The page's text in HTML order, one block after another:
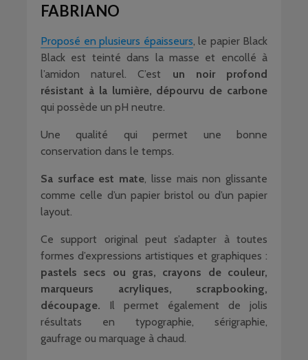
FABRIANO
Proposé en plusieurs épaisseurs , le papier Black
Black est teinté dans la masse et encollé à
l’amidon naturel. C’est un noir profond
résistant à la lumière, dépourvu de carbone
qui possède un pH neutre.
Une qualité qui permet une bonne
conservation dans le temps.
Sa surface est mate , lisse mais non glissante
comme celle d’un papier bristol ou d’un papier
layout.
Ce support original peut s’adapter à toutes
formes d’expressions artistiques et graphiques :
pastels secs ou gras, crayons de couleur,
marqueurs acryliques, scrapbooking,
découpage. Il permet également de jolis
résultats en typographie, sérigraphie,
gaufrage ou marquage à chaud.